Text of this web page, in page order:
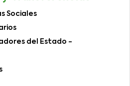
Sociales
del Estado -